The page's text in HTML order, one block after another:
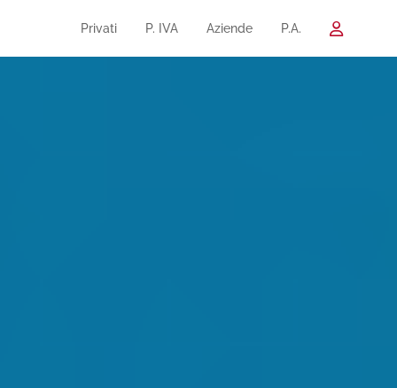
Privati P. IVA Aziende P.A.